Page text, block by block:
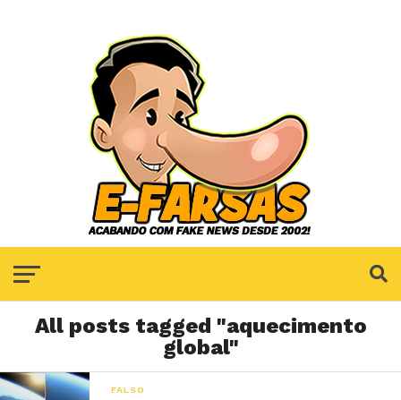
All posts tagged "aquecimento
global"
FALSO